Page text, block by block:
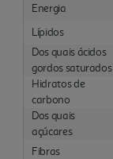
Energia
Lípidos
Dos quais ácidos
gordos saturados
Hidratos de
carbono
Dos quais
açúcares
Fibras